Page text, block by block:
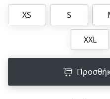
Εμφάνιση
XS S
XXL